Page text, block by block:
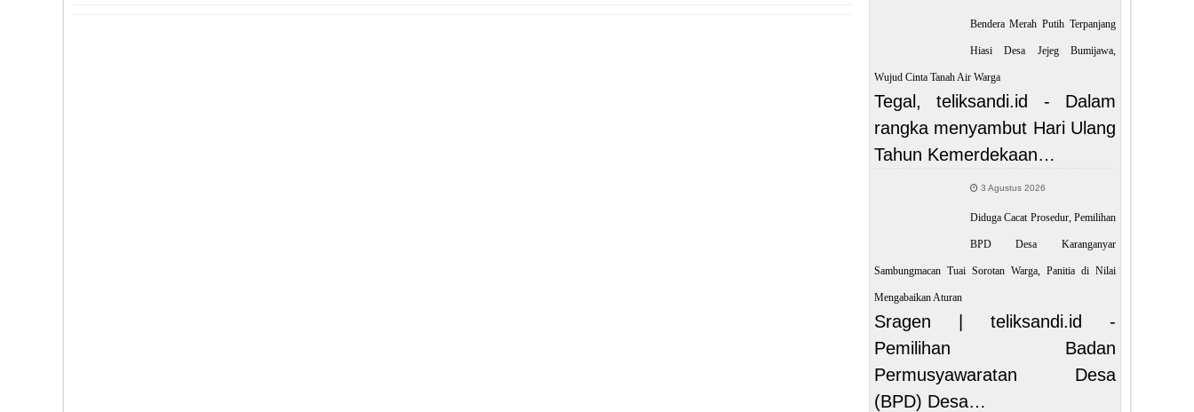
Bendera Merah Putih Terpanjang
Hiasi Desa Jejeg Bumijawa,
Wujud Cinta Tanah Air Warga
Tegal, teliksandi.id - Dalam
rangka menyambut Hari Ulang
Tahun Kemerdekaan…
3 Agustus 2026
Diduga Cacat Prosedur, Pemilihan
BPD Desa Karanganyar
Sambungmacan Tuai Sorotan Warga, Panitia di Nilai
Mengabaikan Aturan
Sragen | teliksandi.id -
Pemilihan Badan
Permusyawaratan Desa
(BPD) Desa…